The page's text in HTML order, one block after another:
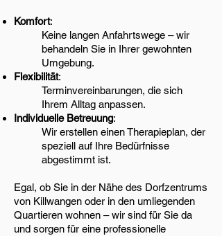
Komfort:
Keine langen Anfahrtswege – wir
behandeln Sie in Ihrer gewohnten
Umgebung.
Flexibilität:
Terminvereinbarungen, die sich
Ihrem Alltag anpassen.
Individuelle Betreuung:
Wir erstellen einen Therapieplan, der
speziell auf Ihre Bedürfnisse
abgestimmt ist.
Egal, ob Sie in der Nähe des Dorfzentrums
von Killwangen oder in den umliegenden
Quartieren wohnen – wir sind für Sie da
und sorgen für eine professionelle